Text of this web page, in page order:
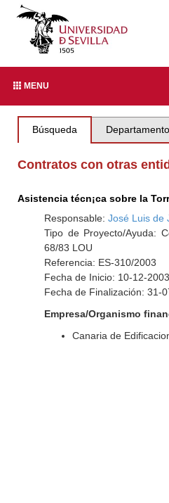
MENU
Búsqueda
Contratos con otras
Asistencia técn¡ca sobre la
Responsable: José Luis de
Tipo de Proyecto/Ayuda:
68/83 LOU
Referencia: ES-310/2003
Fecha de Inicio: 10-12-2003
Fecha de Finalización: 31-
Empresa/Organismo
Canaria de